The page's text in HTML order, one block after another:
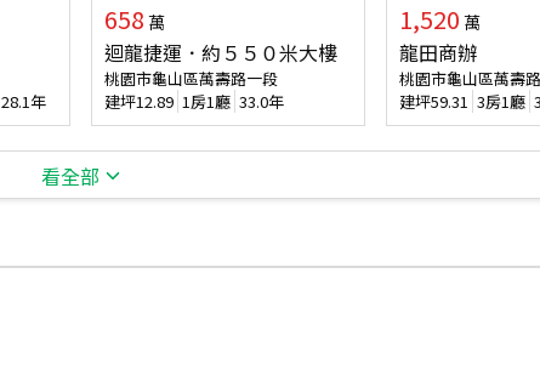
28.1年
658 萬
迴龍捷運．約５５０米大樓
桃園市龜山區萬壽路一段
建坪12.89 1房1廳 33.0年
1,520 萬
龍田商辦
桃園市龜山區萬壽
建坪59.31 3房1廳
看全部